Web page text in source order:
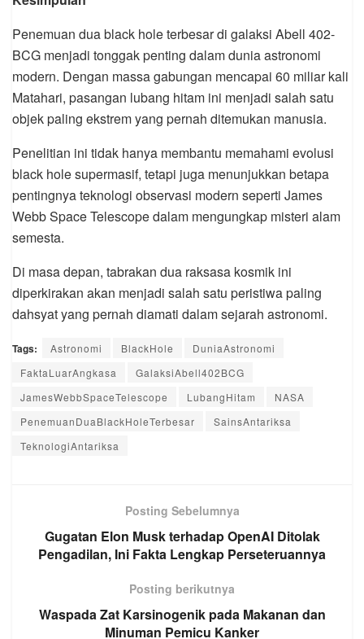
Penemuan dua black hole terbesar di galaksi Abell 402-
BCG menjadi tonggak penting dalam dunia astronomi
modern. Dengan massa gabungan mencapai 60 miliar kali
Matahari, pasangan lubang hitam ini menjadi salah satu
objek paling ekstrem yang pernah ditemukan manusia.
Penelitian ini tidak hanya membantu memahami evolusi
black hole supermasif, tetapi juga menunjukkan betapa
pentingnya teknologi observasi modern seperti James
Webb Space Telescope dalam mengungkap misteri alam
semesta.
Di masa depan, tabrakan dua raksasa kosmik ini
diperkirakan akan menjadi salah satu peristiwa paling
dahsyat yang pernah diamati dalam sejarah astronomi.
Tags: Astronomi BlackHole
DuniaAstronomi
FaktaLuarAngkasa
GalaksiAbell402BCG
JamesWebbSpaceTelescope
LubangHitam
NASA
PenemuanDuaBlackHoleTerbesar
SainsAntariksa
TeknologiAntariksa
Posting Sebelumnya
Gugatan Elon Musk terhadap OpenAI Ditolak
Pengadilan, Ini Fakta Lengkap Perseteruannya
Posting berikutnya
Waspada Zat Karsinogenik pada Makanan dan
Minuman Pemicu Kanker